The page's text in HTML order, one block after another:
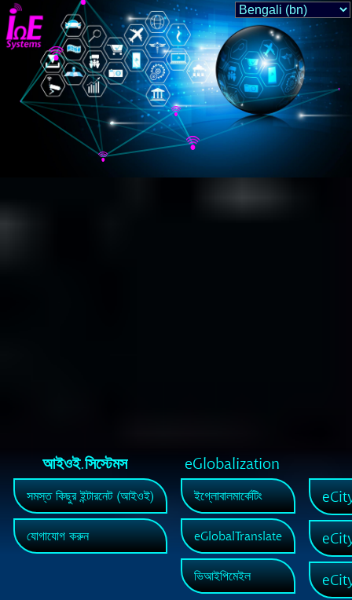
আইওই.সিস্টেমস eGlobalization
সমস্ত কিছুর ইন্টারনেট (আইওই)
যোগাযোগ করুন
ইগ্লোবালমার্কেটিং
eGlobalTranslate
ভিআইপিমেইল